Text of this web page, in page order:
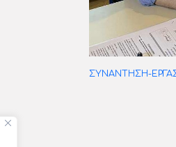
ΣΥΝΑΝΤΗΣΗ-